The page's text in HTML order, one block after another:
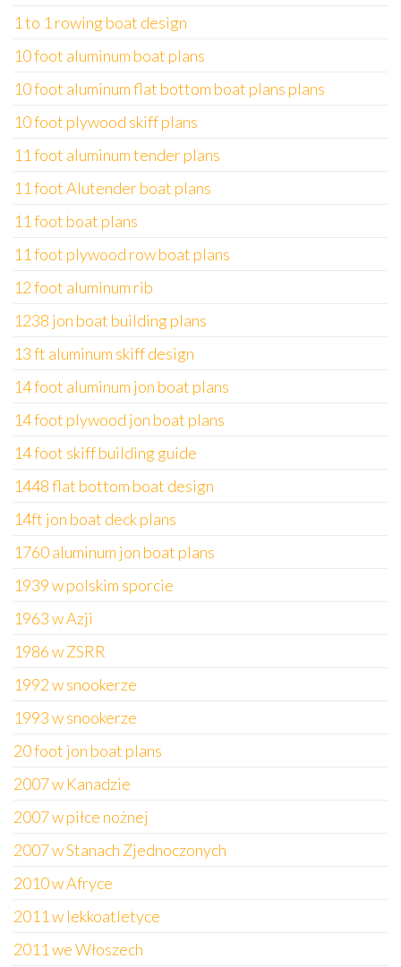
1 to 1 rowing boat design
10 foot aluminum boat plans
10 foot aluminum flat bottom boat plans plans
10 foot plywood skiff plans
11 foot aluminum tender plans
11 foot Alutender boat plans
11 foot boat plans
11 foot plywood row boat plans
12 foot aluminum rib
1238 jon boat building plans
13 ft aluminum skiff design
14 foot aluminum jon boat plans
14 foot plywood jon boat plans
14 foot skiff building guide
1448 flat bottom boat design
14ft jon boat deck plans
1760 aluminum jon boat plans
1939 w polskim sporcie
1963 w Azji
1986 w ZSRR
1992 w snookerze
1993 w snookerze
20 foot jon boat plans
2007 w Kanadzie
2007 w piłce nożnej
2007 w Stanach Zjednoczonych
2010 w Afryce
2011 w lekkoatletyce
2011 we Włoszech